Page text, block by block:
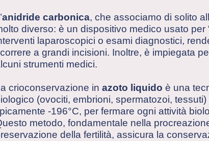
anidride carbonica, che associamo di solito
diverso: è un dispositivo medico usato per
laparoscopici o esami diagnostici,
a grandi incisioni. Inoltre, è impiegata
strumenti medici.
crioconservazione in azoto liquido è una
(ovociti, embrioni, spermatozoi,
-196°C, per fermare ogni attività
metodo, fondamentale nella
della fertilità, assicura la